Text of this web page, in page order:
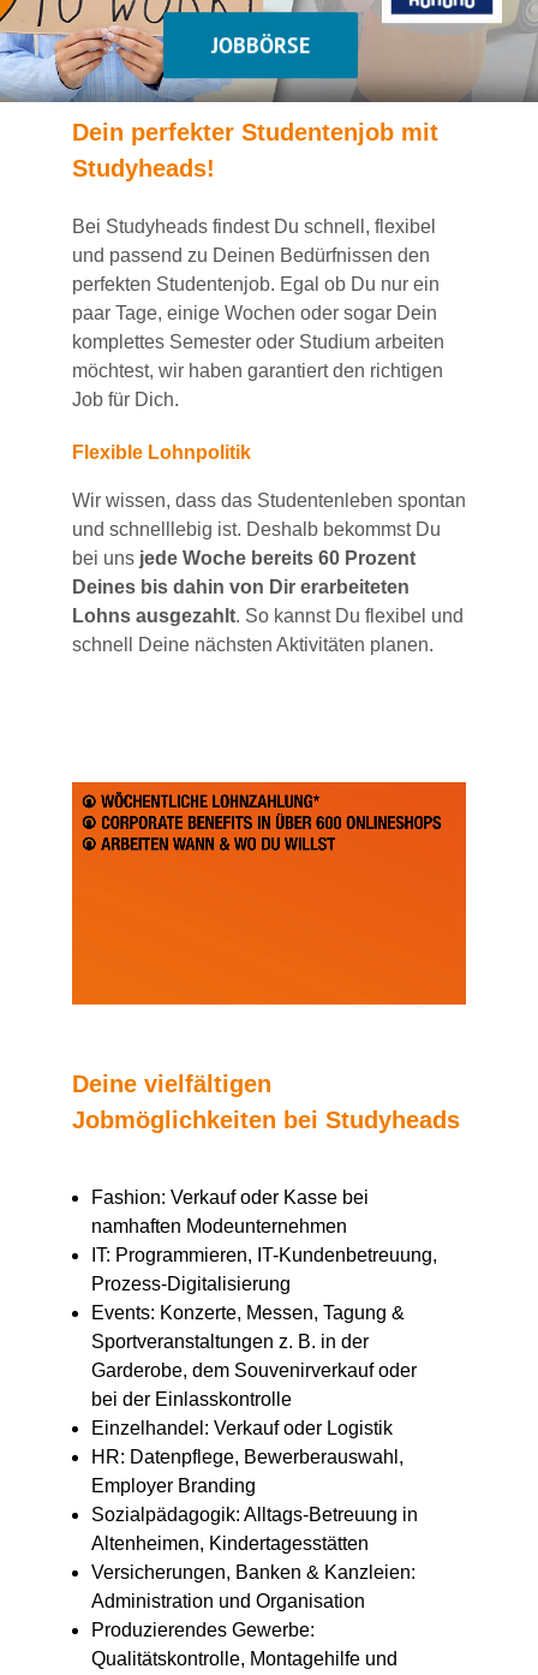
JOBBÖRSE
Dein perfekter Studentenjob mit
Studyheads!
Bei Studyheads findest Du schnell, flexibel
und passend zu Deinen Bedürfnissen den
perfekten Studentenjob. Egal ob Du nur ein
paar Tage, einige Wochen oder sogar Dein
komplettes Semester oder Studium arbeiten
möchtest, wir haben garantiertden richtigen
Job für Dich.
Flexible Lohnpolitik
Wir wissen, dass das Studentenleben spontan
und schnelllebig ist. Deshalb bekommst Du
bei uns jede Woche bereits 60 Prozent
Deines bis dahin von Dir erarbeiteten
Lohns ausgezahlt. So kannst Du flexibel und
schnell Deine nächsten Aktivitäten planen.
Deine vielfältigen
Jobmöglichkeiten bei Studyheads
Fashion: Verkauf oder Kasse bei
namhaften Modeunternehmen
IT: Programmieren, IT-Kundenbetreuung,
Prozess-Digitalisierung
Events: Konzerte, Messen, Tagung &
Sportveranstaltungen z. B. in der
Garderobe, dem Souvenirverkauf oder
bei der Einlasskontrolle
Einzelhandel: Verkauf oder Logistik
HR: Datenpflege, Bewerberauswahl,
Employer Branding
Sozialpädagogik: Alltags-Betreuung in
Altenheimen, Kindertagesstätten
Versicherungen, Banken & Kanzleien:
Administration und Organisation
Produzierendes Gewerbe:
Qualitätskontrolle, Montagehilfe und